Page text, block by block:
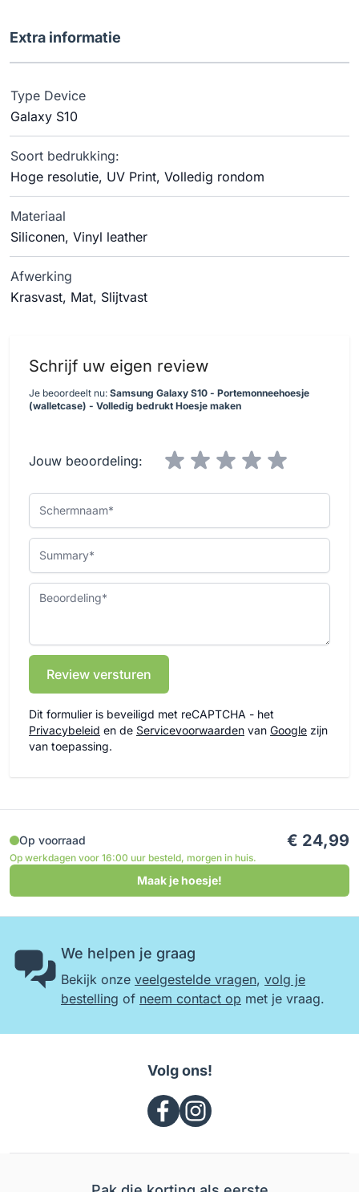
Extra informatie
Type Device
Galaxy S10
Soort bedrukking:
Hoge resolutie, UV Print, Volledig rondom
Materiaal
Siliconen, Vinyl leather
Afwerking
Krasvast, Mat, Slijtvast
Schrijf uw eigen review
Je beoordeelt nu: Samsung Galaxy S10 - Portemonneehoesje
(walletcase) - Volledig bedrukt Hoesje maken
Jouw beoordeling:
Schermnaam
Summary
Beoordeling
Review versturen
Dit formulier is beveiligd met reCAPTCHA - het
Privacybeleid en de Servicevoorwaarden van Google zijn
van toepassing.
Op voorraad € 24,99
Op werkdagen voor 16:00 uur besteld, morgen in huis.
Maak je hoesje!
We helpen je graag
Bekijk onze veelgestelde vragen, volg je
bestelling of neem contact op met je vraag.
Volg ons!